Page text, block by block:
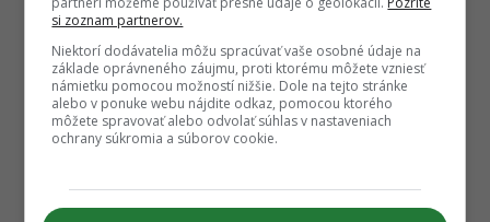
si zoznam partnerov.
Niektorí dodávatelia môžu spracúvať vaše osobné údaje na
základe oprávneného záujmu, proti ktorému môžete vzniesť
námietku pomocou možností nižšie. Dole na tejto stránke
alebo v ponuke webu nájdite odkaz, pomocou ktorého
môžete spravovať alebo odvolať súhlas v nastaveniach
ochrany súkromia a súborov cookie.